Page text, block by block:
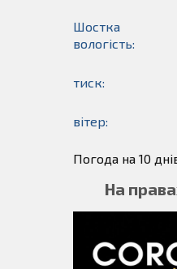
Шостка
вологість:
тиск:
вітер:
Погода на 10
На